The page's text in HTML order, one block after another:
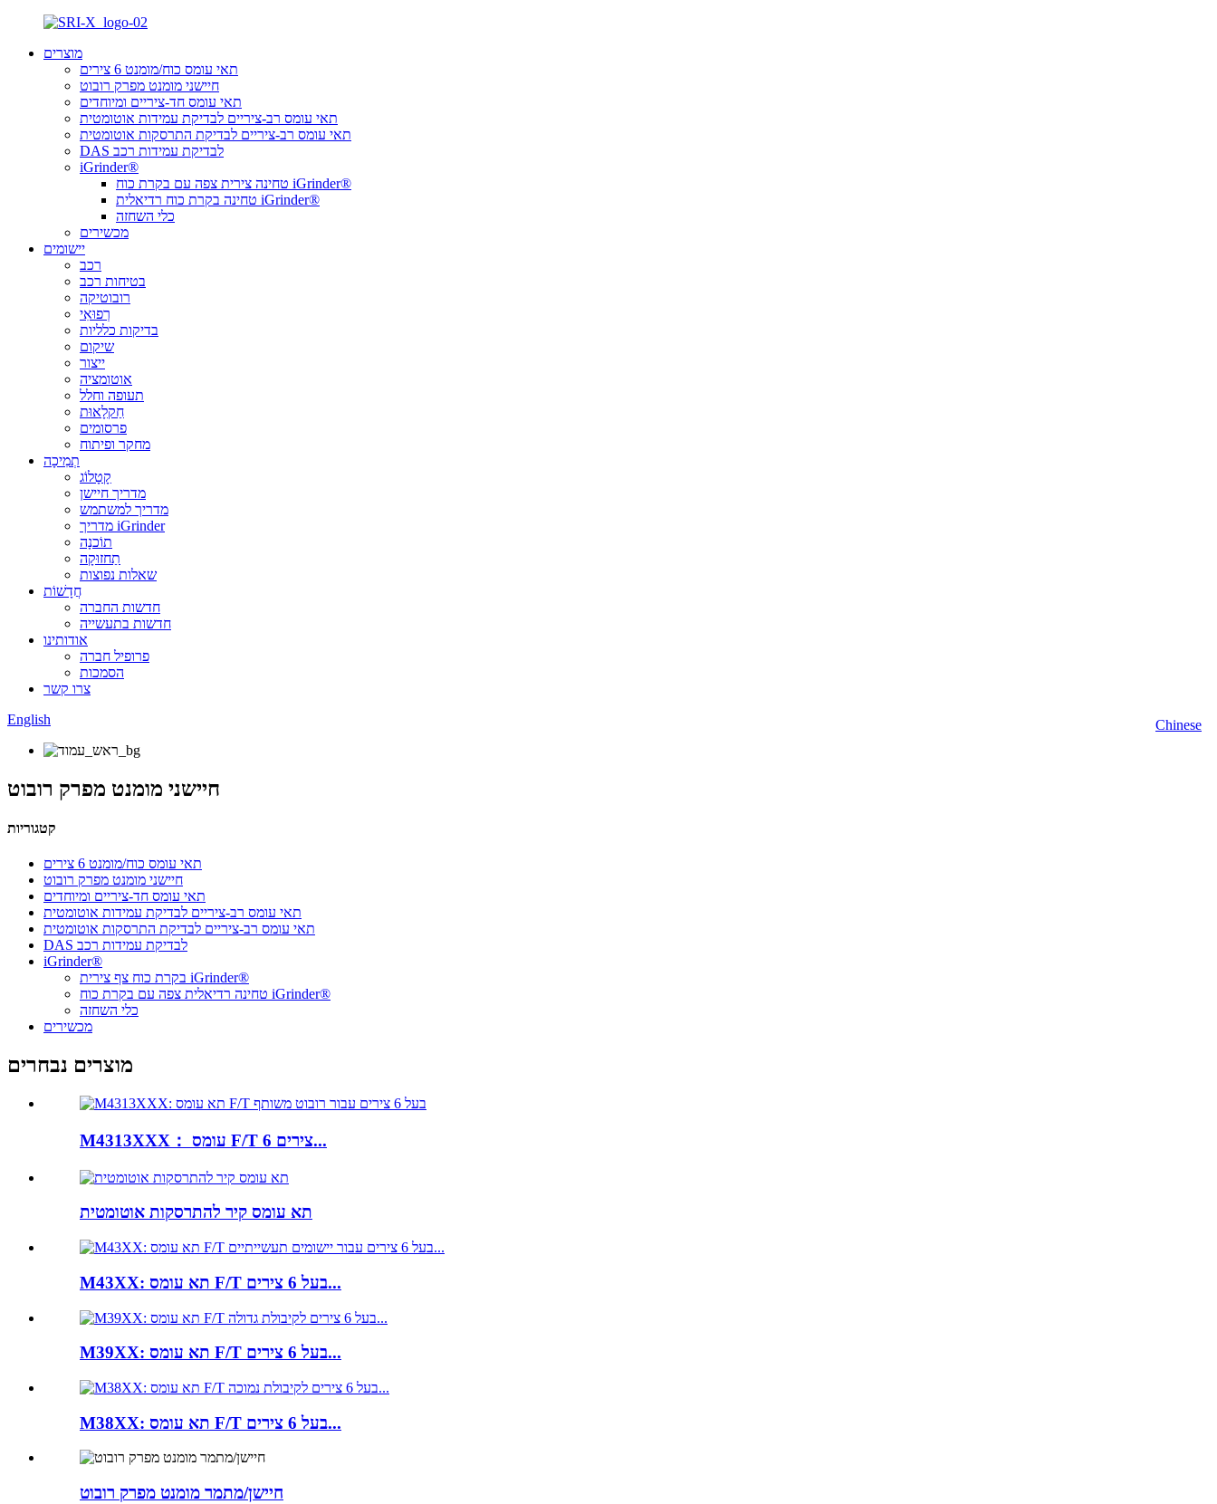
מוצרים
תאי עומס כוח/מומנט 6 צירים
חיישני מומנט מפרק רובוט
תאי עומס חד-ציריים ומיוחדים
תאי עומס רב-ציריים לבדיקת עמידות אוטומטית
תאי עומס רב-ציריים לבדיקת התרסקות אוטומטית
DAS לבדיקת עמידות רכב
iGrinder®
טחינה צירית צפה עם בקרת כוח iGrinder®
טחינה בקרת כוח רדיאלית iGrinder®
כלי השחזה
מכשירים
יישומים
רכב
בטיחות רכב
רובוטיקה
רְפוּאִי
בדיקות כלליות
שיקום
ייצור
אוטומציה
תעופה וחלל
חַקלָאוּת
פרסומים
מחקר ופיתוח
תְמִיכָה
קָטָלוֹג
מדריך חיישן
מדריך למשתמש
מדריך iGrinder
תוֹכנָה
תַחזוּקָה
שאלות נפוצות
חֲדָשׁוֹת
חדשות החברה
חדשות בתעשייה
אודותינו
פרופיל חברה
הסמכות
צרו קשר
Chinese
English
חיישני מומנט מפרק רובוט
קטגוריות
תאי עומס כוח/מומנט 6 צירים
חיישני מומנט מפרק רובוט
תאי עומס חד-ציריים ומיוחדים
תאי עומס רב-ציריים לבדיקת עמידות אוטומטית
תאי עומס רב-ציריים לבדיקת התרסקות אוטומטית
DAS לבדיקת עמידות רכב
iGrinder®
בקרת כוח צף צירית iGrinder®
טחינה רדיאלית צפה עם בקרת כוח iGrinder®
כלי השחזה
מכשירים
מוצרים נבחרים
M4313XXX： עומס F/T 6 צירים...
תא עומס קיר להתרסקות אוטומטית
M43XX: תא עומס F/T בעל 6 צירים...
M39XX: תא עומס F/T בעל 6 צירים...
M38XX: תא עומס F/T בעל 6 צירים...
חיישן/מתמר מומנט מפרק רובוט